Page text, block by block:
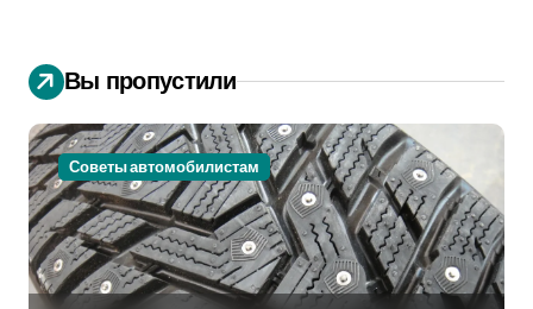
Вы пропустили
Советы автомобилистам